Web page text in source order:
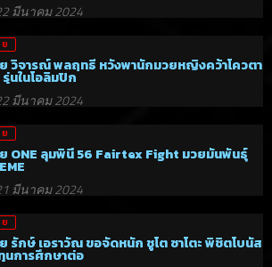
มีนาคม 2024
วิจารณ์ พลฤทธิ์ หวังพานักมวยหญิงคว้าโควตา
นในโอลิมปิก
มีนาคม 2024
ONE ลุมพินี 56 Fairtex Fight มวยมันพันธุ์
มีนาคม 2024
รักษ์ เอราวัณ ขอจัดหนัก ชูโต ซาโตะ พิชิตโบนัส
นการศึกษาต่อ